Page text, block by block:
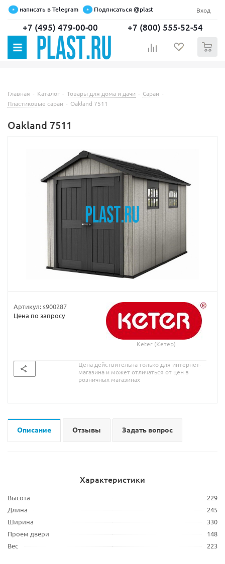
написать в Telegram Подписаться @plast Вход
+7 (495) 479-00-00 +7 (800) 555-52-54
Главная - Каталог - Товары для дома и дачи - Сараи -
Пластиковые сараи - Oakland 7511
Oakland 7511
Артикул:s900287
Цена по запросу
Keter (Кетер)
Цена действительна только для интернет-
магазина и может отличаться от цен в
розничных магазинах
Описание Отзывы Задать вопрос
Характеристики
Высота
229
Длина
245
Ширина
330
Проем двери
148
Вес
223